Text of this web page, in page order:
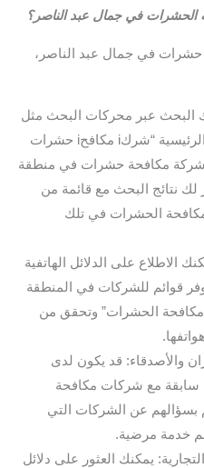
الحشرات في جمال عبد الناصر؟
في جمال عبد الناصر،
البحث عبر محركات البحث مثل
جوجل باستخدام الكلمات الرئيسية “شركi مكافحi حشرات
مكافحة حشرات في منطقة
نتائج البحث مع قائمة من
الحشرات في تلك
الاطلاع على الدلائل الهاتفية
يوفر قوائم للشركات في المنطقة
الحشرات” وتحقق من
والأصدقاء: قد يكون لدى
سابقة مع شركات مكافحة
عن الشركات التي
خدمة مرضية.
يمكنك العثور على دلائل